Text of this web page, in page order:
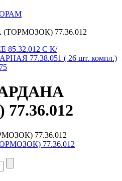
77.36.012
С К/
77.38.051 ( 26 шт. компл.)
77.36.012